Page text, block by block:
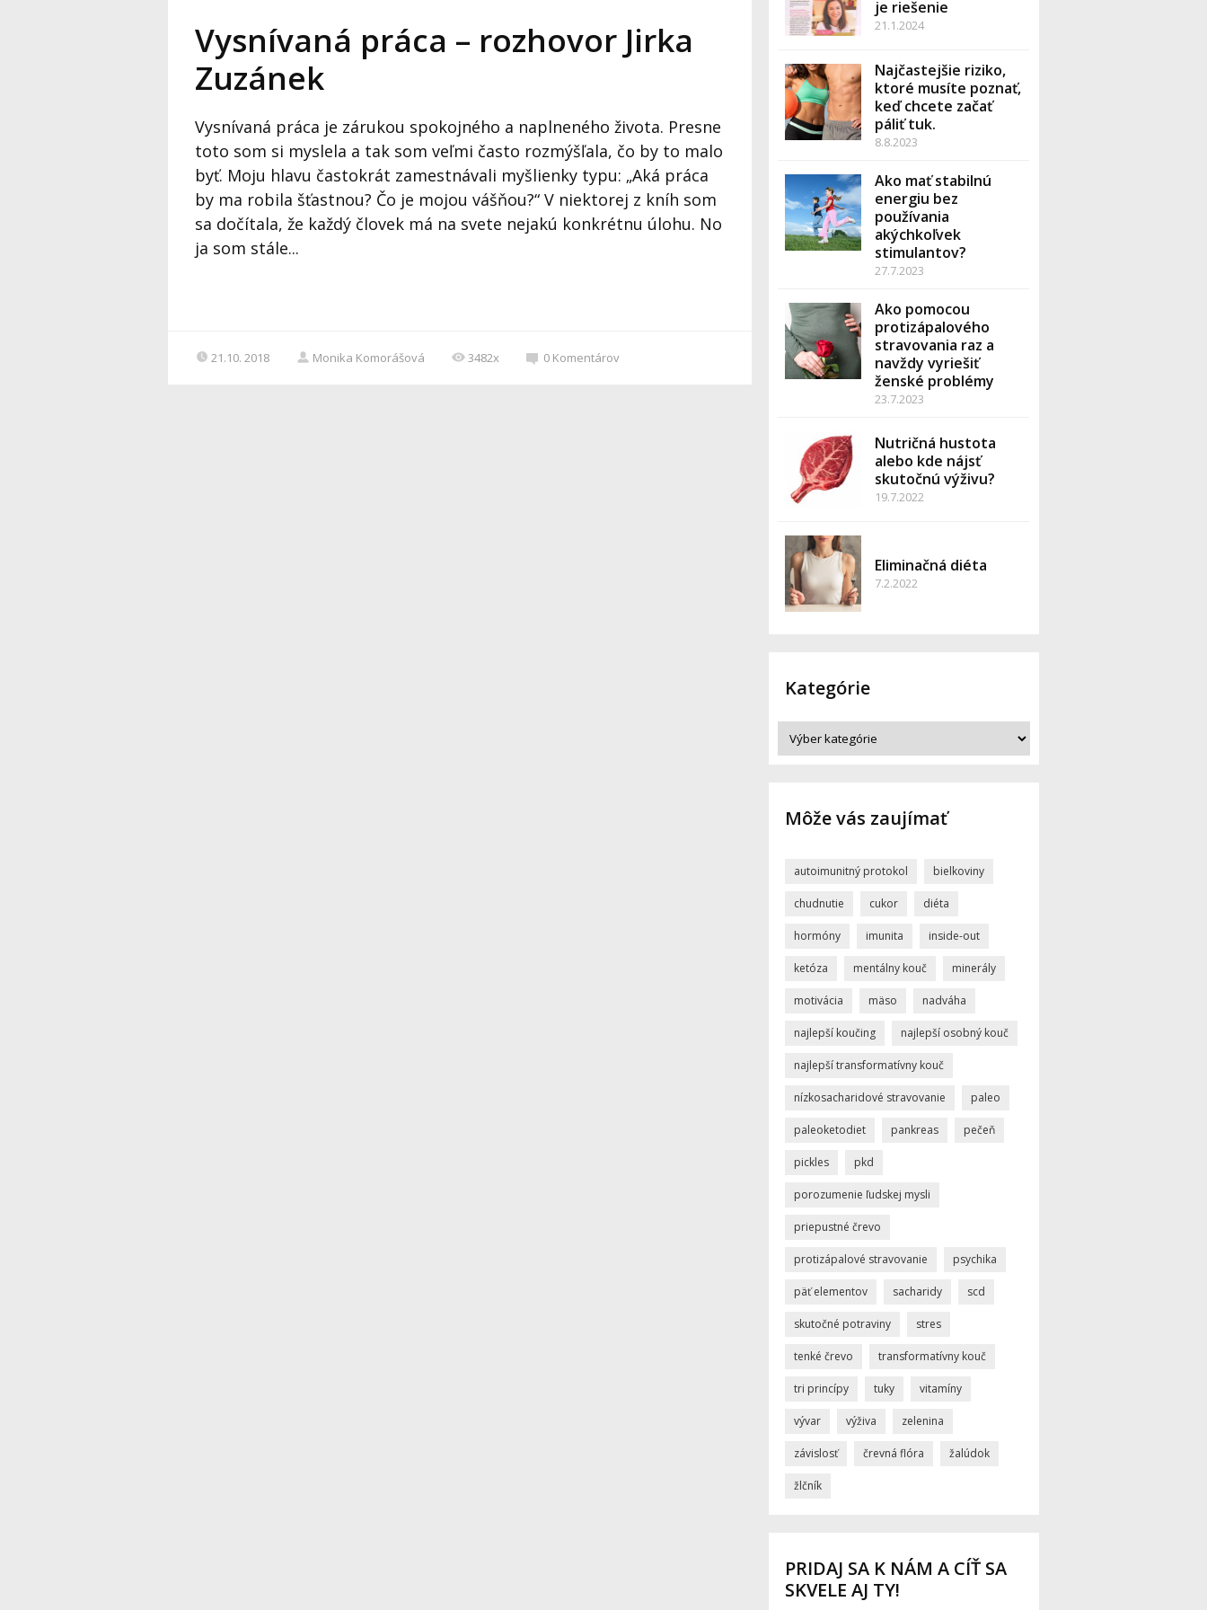
Vysnívaná práca – rozhovor Jirka
Zuzánek
Vysnívaná práca je zárukou spokojného a naplneného života. Presne
toto som si myslela a tak som veľmi často rozmýšľala, čo by to malo
byť. Moju hlavu častokrát zamestnávali myšlienky typu: „Aká práca
by ma robila šťastnou? Čo je mojou vášňou?“ V niektorej z kníh som
sa dočítala, že každý človek má na svete nejakú konkrétnu úlohu. No
ja som stále...
21.10. 2018 Monika Komorášová 3482x 0 Komentárov
je riešenie
21.1.2024
Najčastejšie riziko,
ktoré musíte poznať,
keď chcete začať
páliť tuk.
8.8.2023
Ako mať stabilnú
energiu bez
používania
akýchkoľvek
stimulantov?
27.7.2023
Ako pomocou
protizápalového
stravovania raz a
navždy vyriešiť
ženské problémy
23.7.2023
Nutričná hustota
alebo kde nájsť
skutočnú výživu?
19.7.2022
Eliminačná diéta
7.2.2022
Kategórie
Môže vás zaujímať
autoimunitný protokol bielkoviny
chudnutie cukor diéta
hormóny imunita inside-out
ketóza mentálny kouč minerály
motivácia mäso nadváha
najlepší koučing najlepší osobný kouč
najlepší transformatívny kouč
nízkosacharidové stravovanie paleo
paleoketodiet pankreas pečeň
pickles pkd
porozumenie ľudskej mysli
priepustné črevo
protizápalové stravovanie psychika
päť elementov sacharidy scd
skutočné potraviny stres
tenké črevo transformatívny kouč
tri princípy tuky vitamíny
vývar výživa zelenina
závislosť črevná flóra žalúdok
žlčník
PRIDAJ SA K NÁM A CÍŤ SA
SKVELE AJ TY!
Praktický dokument,
v ktorom nájdete:
- stručnú teóriu
- hlavné zásady
- podrobný zoznam vhodných
a nevhodných potravín
usporiadaný do prehľadných
- 3 dňový jedálniček, osobitne